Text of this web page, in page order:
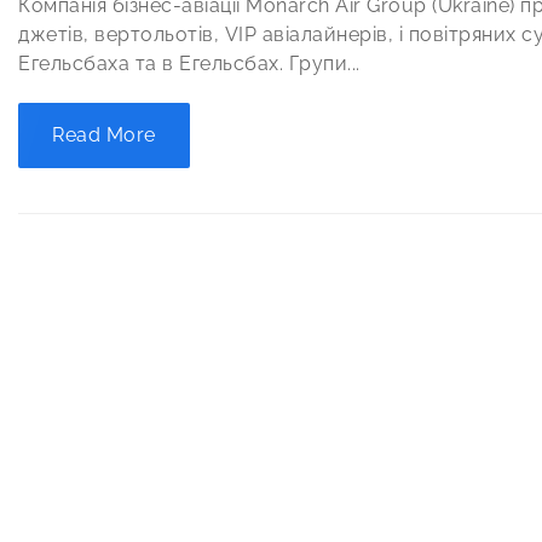
Компанія бізнес-авіації Monarch Air Group
джетів, вертольотів, VIP авіалайнерів, і повітряних
Егельсбаха та в Егельсбах. Групи...
Read More